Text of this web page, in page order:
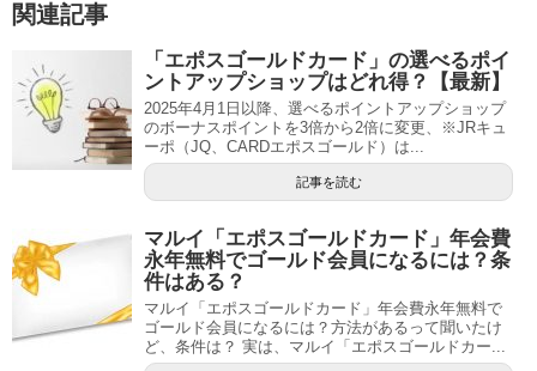
関連記事
「エポスゴールドカード」の選べるポイ
ントアップショップはどれ得？【最新】
2025年4月1日以降、選べるポイントアップショップ
のボーナスポイントを3倍から2倍に変更、※JRキュ
ーポ（JQ、CARDエポスゴールド）は...
記事を読む
マルイ「エポスゴールドカード」年会費
永年無料でゴールド会員になるには？条
件はある？
マルイ「エポスゴールドカード」年会費永年無料で
ゴールド会員になるには？方法があるって聞いたけ
ど、条件は？ 実は、マルイ「エポスゴールドカー...